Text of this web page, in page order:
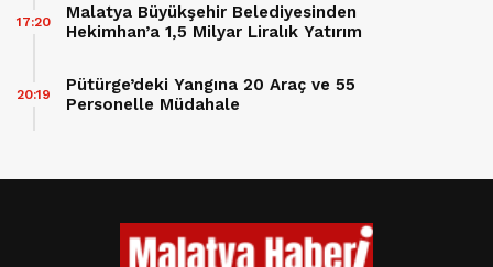
Malatya Büyükşehir Belediyesinden
Hekimhan’a 1,5 Milyar Liralık Yatırım
17:20
Pütürge’deki Yangına 20 Araç ve 55
Personelle Müdahale
20:19